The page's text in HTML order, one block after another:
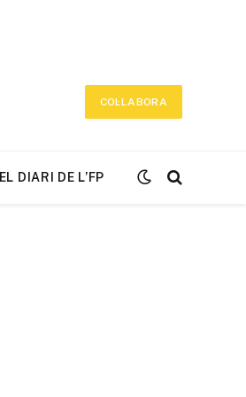
COL·LABORA
EL DIARI DE L’FP